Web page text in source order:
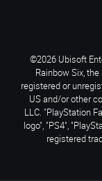
©2026 Ubisoft
Rainbow Six,
registered or
US and/or other
LLC. "PlayStation
logo", "PS4",
registered